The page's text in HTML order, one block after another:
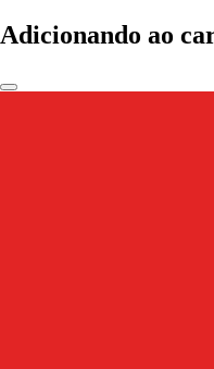
Adicionando ao